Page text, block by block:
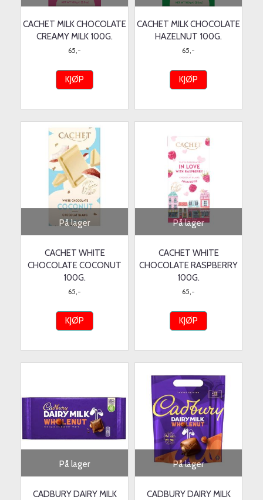
CACHET MILK CHOCOLATE
CREAMY MILK 100G.
65,-
KJØP
CACHET MILK CHOCOLATE
HAZELNUT 100G.
65,-
KJØP
På lager
CACHET WHITE
CHOCOLATE COCONUT
100G.
65,-
KJØP
På lager
CACHET WHITE
CHOCOLATE RASPBERRY
100G.
65,-
KJØP
På lager
CADBURY DAIRY MILK
På lager
CADBURY DAIRY MILK